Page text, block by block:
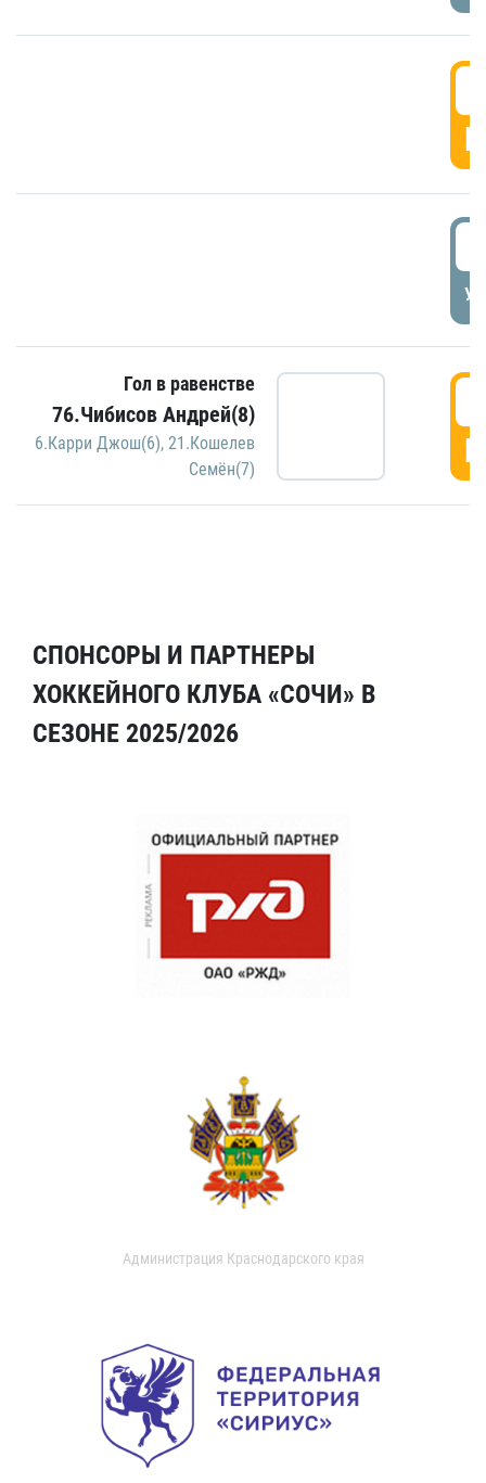
Гол в равенстве
76.Чибисов Андрей(8)
6.Карри Джош(6), 21.Кошелев
Семён(7)
СПОНСОРЫ И ПАРТНЕРЫ
ХОККЕЙНОГО КЛУБА «СОЧИ» В
СЕЗОНЕ 2025/2026
Администрация Краснодарского края